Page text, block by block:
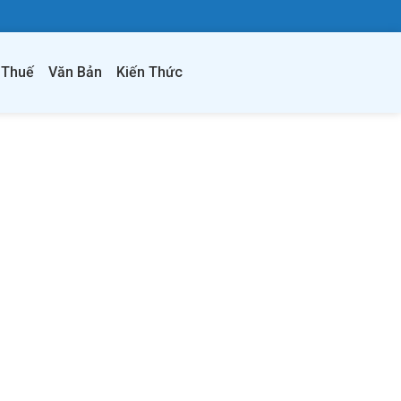
Văn Bản Kiến Thức